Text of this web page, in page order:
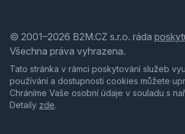
© 2001–2026 B2M.CZ s.r.o. ráda
Všechna práva vyhrazena.
Tato stránka v rámci poskytování služeb
používání a dostupnosti cookies můžete
Chráníme Vaše osobní údaje v souladu s
Detaily zde.